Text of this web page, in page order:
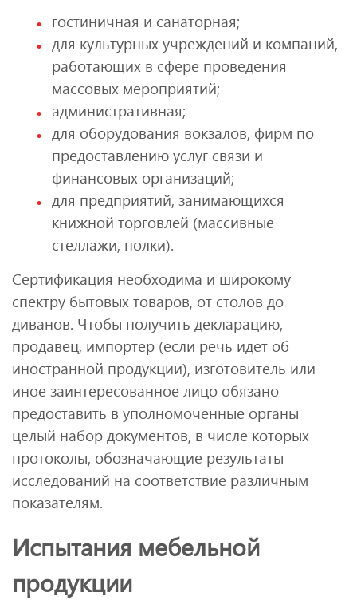
гостиничная и санаторная;
для культурных учреждений и компаний,
работающих в сфере проведения
массовых мероприятий;
административная;
для оборудования вокзалов, фирм по
предоставлению услуг связи и
финансовых организаций;
для предприятий, занимающихся
книжной торговлей (массивные
стеллажи, полки).
Сертификация необходима и широкому
спектру бытовых товаров, от столов до
диванов. Чтобы получить декларацию,
продавец, импортер (если речь идет об
иностранной продукции), изготовитель или
иное заинтересованное лицо обязано
предоставить в уполномоченные органы
целый набор документов, в числе которых
протоколы, обозначающие результаты
исследований на соответствие различным
показателям.
Испытания мебельной
продукции